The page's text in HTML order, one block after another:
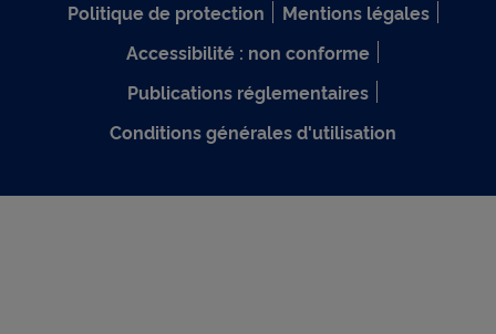
Politique de protection
Mentions légales
Accessibilité : non conforme
Publications réglementaires
Conditions générales d'utilisation